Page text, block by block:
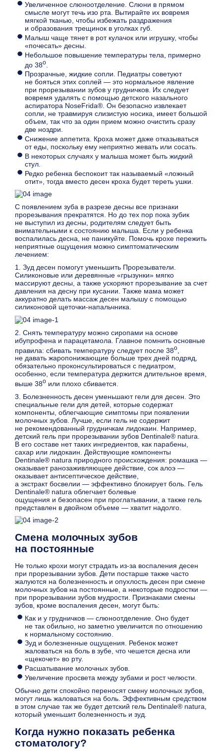
Увеличенное слюноотделение. Слюни в прямом
смысле могут течь изо рта. Вытирайте их вовремя
мягкой тканью, чтобы избежать раздражения
и образования трещинок в уголках губ.
Малыш чаще тянет в рот кулачок или игрушку, чтобы
«почесать» десны.
Небольшое повышение температуры тела, примерно
до 38о
Прозрачные, жидкие сопли. Педиатры советуют
не бояться этих соплей — это нормальное явление
при прорезывании зубов у грудничков. Их следует
вовремя удалять с помощью детского назального
аспиратора NoseFrida®. Он безопасно извлекает
сопли, не травмируя слизистую носика, имеет большой
объем, так что за один прием можно очистить сразу
две ноздри.
Снижение аппетита. Кроха может даже отказываться
от еды, поскольку ему неприятно жевать или сосать.
В некоторых случаях у малыша может быть жидкий
стул.
Редко ребенка беспокоит так называемый «ложный
отит», тогда вместо десен кроха будет тереть ушки.
С появлением зуба в разрезе десны все признаки
прорезывания прекратятся. Но до тех пор пока зубик
не выступил из десны, родителям следует быть
внимательными к состоянию малыша. Если у ребенка
воспалилась десна, не паникуйте. Помочь крохе пережить
неприятные ощущения можно симптоматическим
лечением:
1. Зуд десен помогут уменьшить Прорезыватели.
Силиконовые или деревянные «грызунки» мягко
массируют десны, а также ускоряют прорезывание за счет
давления на десну при кусании. Также мама может
аккуратно делать массаж десен малышу с помощью
силиконовой щеточки-напальчника.
2. Снять температуру можно сиропами на основе
ибупрофена и парацетамола. Главное помнить основные
правила: сбивать температуру следует после 38о
не давать жаропонижающие больше трех дней подряд,
обязательно проконсультироваться с педиатром,
особенно, если температура держится длительное время,
выше 38о или плохо сбивается.
3. Болезненность десен уменьшают гели для десен. Это
специальные гели для детей, которые содержат
компоненты, облегчающие симптомы при появлении
молочных зубов. Лучше, если гель не содержит
не рекомендованный грудничкам лидокаин. Например,
детский гель при прорезывании зубов Dentinale® natura.
В его составе нет таких ингредиентов, как парабены,
сахар или лидокаин. Действующие компоненты
Dentinale® natura природного происхождения: ромашка —
оказывает ранозаживляющее действие, сок алоэ —
оказывает антисептическое действие,
а экстракт босвелии — эффективно блокирует боль. Гель
Dentinale® natura облегчает болевые
ощущения и безопасен при проглатывании, а также гель
представлен в двойном объеме — хватит надолго.
Смена молочных зубов
на постоянные
Не только крохи могут страдать из-за воспаления десен
при прорезывании зубов. Дети постарше также часто
жалуются на болезненность и опухлость десен при смене
молочных зубов на постоянные, а некоторые подростки —
при прорезывании зубов мудрости. Признаками смены
зубов, кроме воспаления десен, могут быть:
Как и у грудничков — слюноотделение. Оно будет
не так обильно, но заметно увеличится по отношению
к нормальному состоянию.
Зуд и болезненные ощущения. Ребенок может
жаловаться на боль в зубе, что чешется десна или
«щекочет» во рту.
Расшатывание молочных зубов.
Увеличение просвета между зубами и рост челюсти.
Обычно дети спокойно переносят смену молочных зубов,
могут лишь жаловаться на боль. Эффективным средством
в этом случае так же будет детский гель Dentinale® natura,
который уменьшит болезненность и зуд.
Когда нужно показать ребенка
стоматологу?